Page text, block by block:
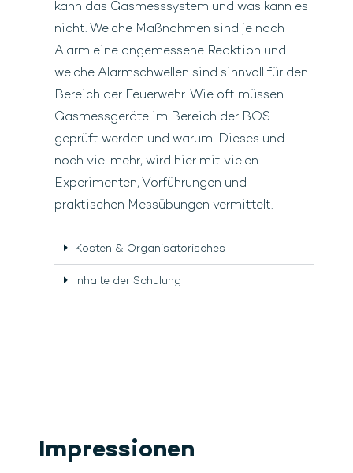
kann das Gasmesssystem und was kann es
nicht. Welche Maßnahmen sind je nach
Alarm eine angemessene Reaktion und
welche Alarmschwellen sind sinnvoll für den
Bereich der Feuerwehr. Wie oft müssen
Gasmessgeräte im Bereich der BOS
geprüft werden und warum. Dieses und
noch viel mehr, wird hier mit vielen
Experimenten, Vorführungen und
praktischen Messübungen vermittelt.
Kosten & Organisatorisches
Inhalte der Schulung
Impressionen